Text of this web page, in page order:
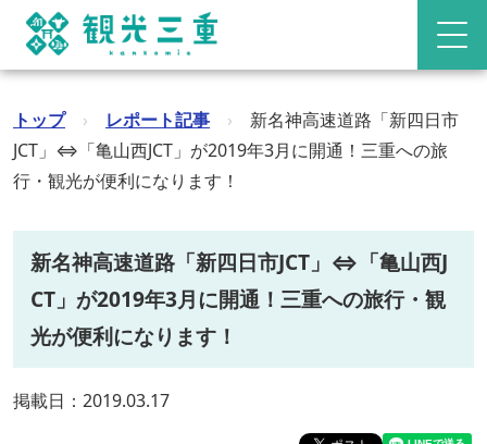
トップ › レポート記事 ›
新名神高速道路「新四日市
JCT」⇔「亀山西JCT」が2019年3月に開通！三重への旅
行・観光が便利になります！
新名神高速道路「新四日市JCT」⇔「亀山西J
CT」が2019年3月に開通！三重への旅行・観
光が便利になります！
掲載日：2019.03.17